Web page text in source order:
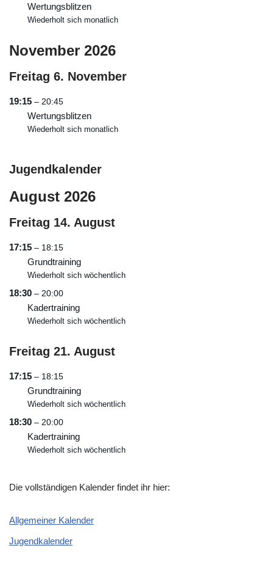
Wertungsblitzen
Wiederholt sich monatlich
November 2026
Freitag 6. November
19:15 – 20:45
Wertungsblitzen
Wiederholt sich monatlich
Jugendkalender
August 2026
Freitag 14. August
17:15 – 18:15
Grundtraining
Wiederholt sich wöchentlich
18:30 – 20:00
Kadertraining
Wiederholt sich wöchentlich
Freitag 21. August
17:15 – 18:15
Grundtraining
Wiederholt sich wöchentlich
18:30 – 20:00
Kadertraining
Wiederholt sich wöchentlich
Die vollständigen Kalender findet ihr hier:
Allgemeiner Kalender
Jugendkalender